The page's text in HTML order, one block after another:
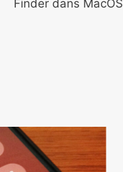
Finder dans MacOS